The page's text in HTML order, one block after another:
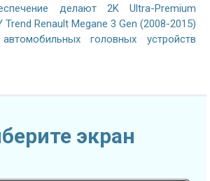
делают 2K Ultra-Premium
Trend Renault Megane 3 Gen (2008-2015)
головных устройств
экран